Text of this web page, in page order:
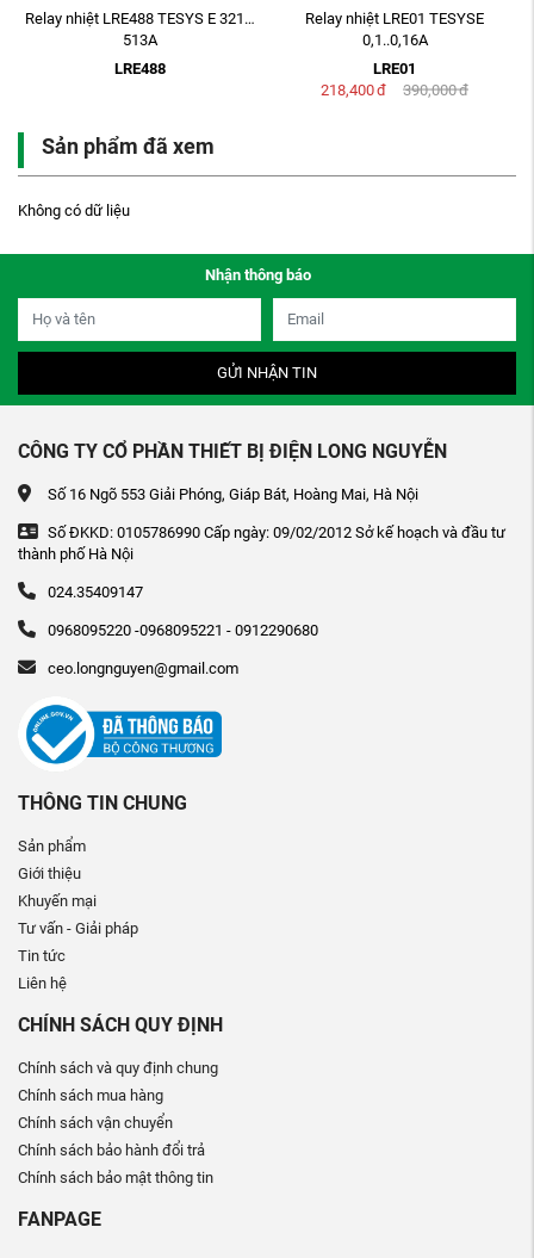
Relay nhiệt LRE488 TESYS E 321…
513A
LRE488
Relay nhiệt LRE01 TESYSE
0,1..0,16A
LRE01
218,400đ 390,000đ
Sản phẩm đã xem
Không có dữ liệu
Nhận thông báo
GỬI NHẬN TIN
CÔNG TY CỔ PHẦN THIẾT BỊ ĐIỆN LONG NGUYỄN
Số 16 Ngõ 553 Giải Phóng, Giáp Bát, Hoàng Mai, Hà Nội
Số ĐKKD: 0105786990 Cấp ngày: 09/02/2012 Sở kế hoạch và đầu tư
thành phố Hà Nội
024.35409147
0968095220 -0968095221 - 0912290680
ceo.longnguyen@gmail.com
THÔNG TIN CHUNG
Sản phẩm
Giới thiệu
Khuyến mại
Tư vấn - Giải pháp
Tin tức
Liên hệ
CHÍNH SÁCH QUY ĐỊNH
Chính sách và quy định chung
Chính sách mua hàng
Chính sách vận chuyển
Chính sách bảo hành đổi trả
Chính sách bảo mật thông tin
FANPAGE